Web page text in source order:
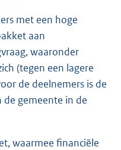
met een hoge
aan
waaronder
(tegen een lagere
de deelnemers is de
gemeente in de
waarmee financiële